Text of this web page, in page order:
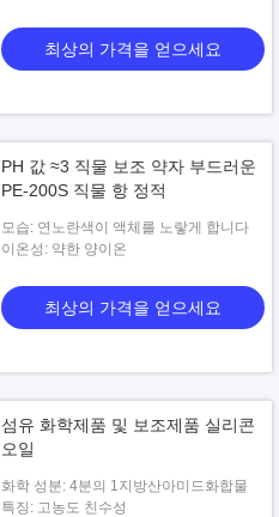
최상의 가격을 얻으세요
PH 값 ≈3 직물 보조 약자 부드러운
PE-200S 직물 항 정적
모습: 연노란색이 액체를 노랗게 합니다
이온성: 약한 양이온
최상의 가격을 얻으세요
섬유 화학제품 및 보조제품 실리콘
오일
화학 성분: 4분의 1지방산아미드화합물
특징: 고농도 친수성